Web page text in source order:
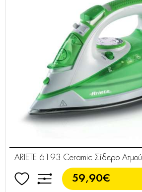
ARIETE 6193 Ceramic Σίδερο Ατμού
59,90€